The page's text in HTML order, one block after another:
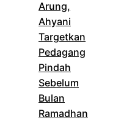
Arung,
Ahyani
Targetkan
Pedagang
Pindah
Sebelum
Bulan
Ramadhan